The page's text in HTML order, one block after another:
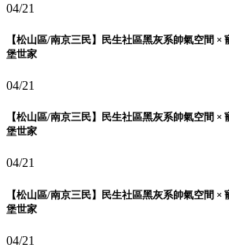
04/21
【松山區/南京三民】民生社區黑灰系帥氣空間
堡世家
04/21
【松山區/南京三民】民生社區黑灰系帥氣空間
堡世家
04/21
【松山區/南京三民】民生社區黑灰系帥氣空間
堡世家
04/21